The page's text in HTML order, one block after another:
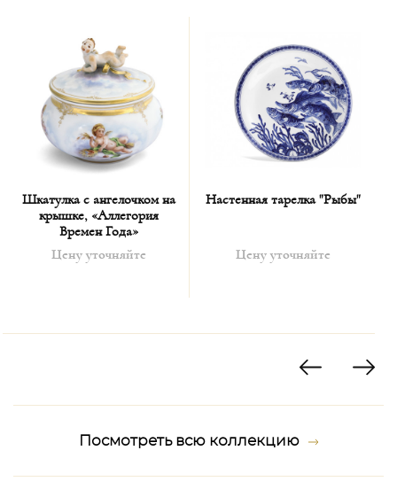
Шкатулка с ангелочком на
крышке, «Аллегория
Времен Года»
Цену уточняйте
Настенная тарелка "Рыбы"
Цену уточняйте
Посмотреть всю коллекцию